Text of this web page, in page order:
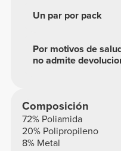
Por motivos de
no admite
Un par por pack
Composición
72% Poliamida
20% Polipropileno
8% Metal